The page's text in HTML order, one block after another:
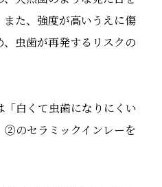
た、強度が高いうえに傷
虫歯が再発するリスクの
白くて虫歯になりにくい
②のセラミックインレーを